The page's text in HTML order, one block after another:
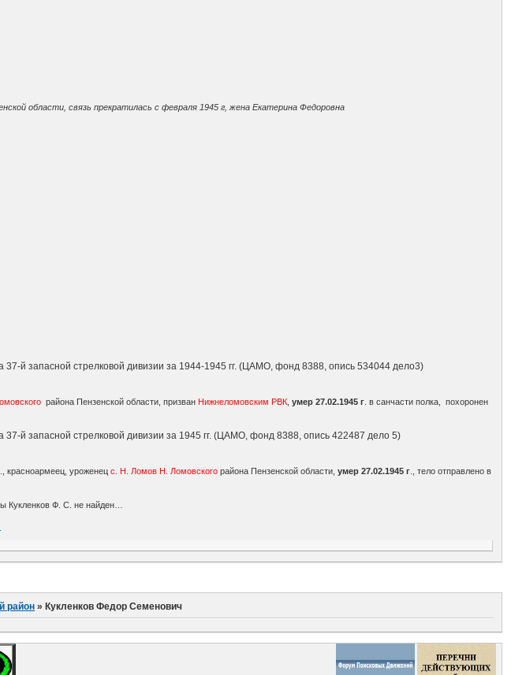
области, связь прекратилась с февраля 1945 г, жена Екатерина Федоровна
37-й запасной стрелковой дивизии за 1944-1945 гг. (ЦАМО, фонд 8388, опись 534044 дело3)
района Пензенской области, призван Нижнеломовским РВК ,умер 27.02.1945 г . в санчасти полка, похоронен
37-й запасной стрелковой дивизии за 1945 гг. (ЦАМО, фонд 8388, опись 422487 дело 5)
красноармеец, уроженецс. Н. Ломов Н. Ломовского района Пензенской области,умер 27.02.1945 г ., тело отправлено в
Кукленков Ф. С. не найден…
район »Кукленков Федор Семенович